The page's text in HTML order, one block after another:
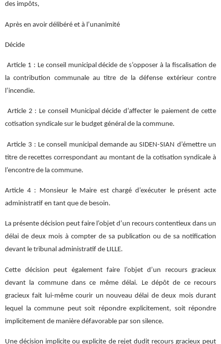
des impôts,
Après en avoir délibéré et à l’unanimité
Décide
Article 1 : Le conseil municipal décide de s’opposer à la fiscalisation de
la contribution communale au titre de la défense extérieur contre
l’incendie.
Article 2 : Le conseil Municipal décide d’affecter le paiement de cette
cotisation syndicale sur le budget général de la commune.
Article 3 : Le conseil municipal demande au SIDEN-SIAN d’émettre un
titre de recettes correspondant au montant de la cotisation syndicale à
l’encontre de la commune.
Article 4 : Monsieur le Maire est chargé d’exécuter le présent acte
administratif en tant que de besoin.
La présente décision peut faire l’objet d’un recours contentieux dans un
délai de deux mois à compter de sa publication ou de sa notification
devant le tribunal administratif de LILLE.
Cette décision peut également faire l’objet d’un recours gracieux
devant la commune dans ce même délai. Le dépôt de ce recours
gracieux fait lui-même courir un nouveau délai de deux mois durant
lequel la commune peut soit répondre explicitement, soit répondre
implicitement de manière défavorable par son silence.
Une décision implicite ou explicite de rejet dudit recours gracieux peut